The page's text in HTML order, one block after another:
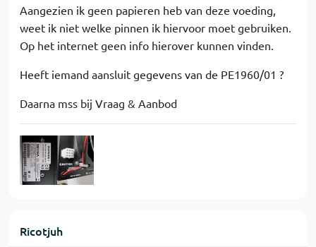
Aangezien ik geen papieren heb van deze voeding,
weet ik niet welke pinnen ik hiervoor moet gebruiken.
Op het internet geen info hierover kunnen vinden.
Heeft iemand aansluit gegevens van de PE1960/01 ?
Daarna mss bij Vraag & Aanbod
Ricotjuh